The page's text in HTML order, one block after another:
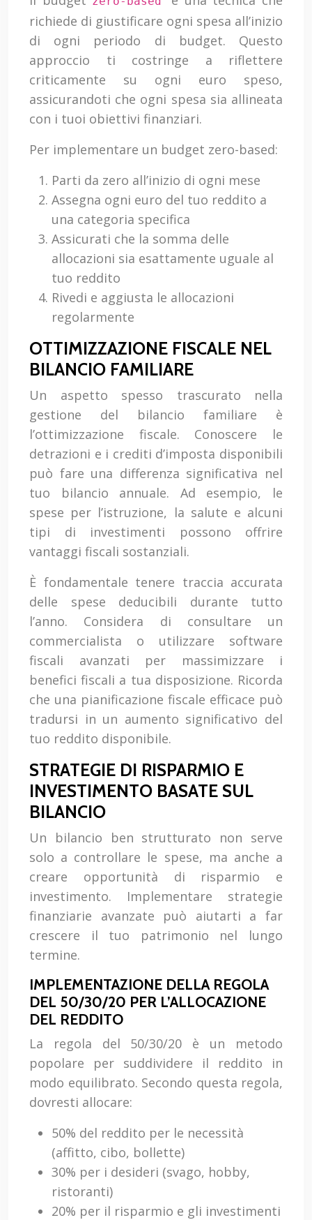
richiede di giustificare ogni spesa all’inizio
di ogni periodo di budget. Questo
approccio ti costringe a riflettere
criticamente su ogni euro speso,
assicurandoti che ogni spesa sia allineata
con i tuoi obiettivi finanziari.
Per implementare un budget zero-based:
Parti da zero all’inizio di ogni mese
Assegna ogni euro del tuo reddito a
una categoria specifica
Assicurati che la somma delle
allocazioni sia esattamente uguale al
tuo reddito
Rivedi e aggiusta le allocazioni
regolarmente
OTTIMIZZAZIONE FISCALE NEL
BILANCIO FAMILIARE
Un aspetto spesso trascurato nella
gestione del bilancio familiare è
l’ottimizzazione fiscale. Conoscere le
detrazioni e i crediti d’imposta disponibili
può fare una differenza significativa nel
tuo bilancio annuale. Ad esempio, le
spese per l’istruzione, la salute e alcuni
tipi di investimenti possono offrire
vantaggi fiscali sostanziali.
È fondamentale tenere traccia accurata
delle spese deducibili durante tutto
l’anno. Considera di consultare un
commercialista o utilizzare software
fiscali avanzati per massimizzare i
benefici fiscali a tua disposizione. Ricorda
che una pianificazione fiscale efficace può
tradursi in un aumento significativo del
tuo reddito disponibile.
STRATEGIE DI RISPARMIO E
INVESTIMENTO BASATE SUL
BILANCIO
Un bilancio ben strutturato non serve
solo a controllare le spese, ma anche a
creare opportunità di risparmio e
investimento. Implementare strategie
finanziarie avanzate può aiutarti a far
crescere il tuo patrimonio nel lungo
termine.
IMPLEMENTAZIONE DELLA REGOLA
DEL 50/30/20 PER L’ALLOCAZIONE
DEL REDDITO
La regola del 50/30/20 è un metodo
popolare per suddividere il reddito in
modo equilibrato. Secondo questa regola,
dovresti allocare:
50% del reddito per le necessità
(affitto, cibo, bollette)
30% per i desideri (svago, hobby,
ristoranti)
20% per il risparmio e gli investimenti